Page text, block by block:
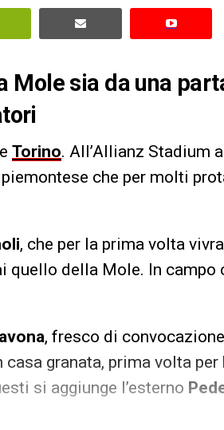
sia da una
e Torino. All’Allianz Stadium
che per molti
, che per la prima volta
della Mole. In campo
, fresco di
casa granata, prima volta per
si aggiunge l’esterno